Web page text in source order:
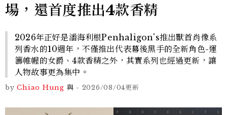
場，還首度推出4款香精
2026年正好是潘海利根Penhaligon's推出獸首肖像系
列香水的10週年，不僅推出代表幕後黑手的全新角色-運
籌帷幄的女爵、4款香精之外，其實系列也經過更新，讓
人物故事更為集中。
by Chiao Hung 與 - 2026/08/04更新